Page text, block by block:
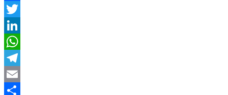
Facebook
Twitter
LinkedIn
WhatsApp
Telegram
Email